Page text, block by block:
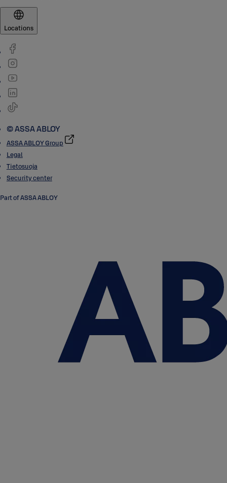
Locations
© ASSA ABLOY
ASSA ABLOY Group
Legal
Tietosuoja
Security center
Part of ASSA ABLOY